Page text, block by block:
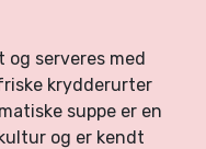
serveres med
krydderurter
suppe er en
og er kendt